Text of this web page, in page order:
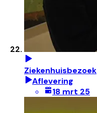
Ziekenhuisbezoek
Aflevering
18 mrt 25